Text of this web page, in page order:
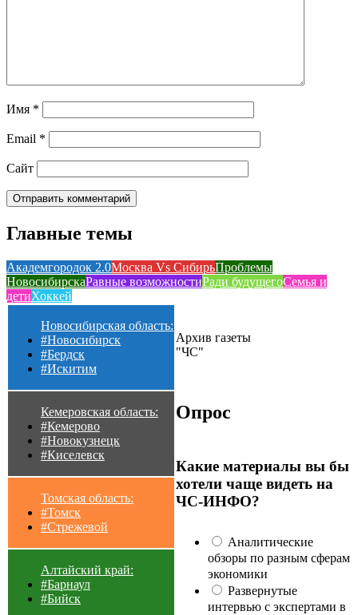
Имя *
Email *
Сайт
Главные темы
Академгородок 2.0Москва Vs СибирьПроблемы
НовосибирскаРавные возможностиРади будущегоСемья и
детиХоккей
Новосибирская область:
#Новосибирск
#Бердск
#Искитим
Кемеровская область:
#Кемерово
#Новокузнецк
#Киселевск
Томская область:
#Томск
#Стрежевой
Алтайский край:
#Барнаул
#Бийск
Архив газеты
"ЧС"
Опрос
Какие материалы вы бы
хотели чаще видеть на
ЧС-ИНФО?
Аналитические
обзоры по разным сферам
экономики
Развернутые
интервью с экспертами в